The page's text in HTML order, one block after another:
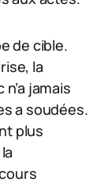
de cible.
la
jamais
a soudées.
plus